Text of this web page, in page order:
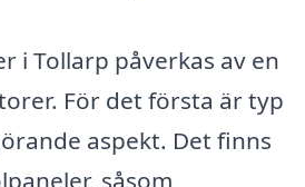
i Tollarp påverkas av en
För det första är typ
aspekt. Det finns
såsom